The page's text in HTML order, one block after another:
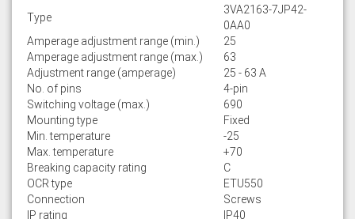
Type
3VA2163-7JP42-
0AA0
Amperage adjustment range (min.)
25
Amperage adjustment range (max.)
63
Adjustment range (amperage)
25 - 63 A
No. of pins
4-pin
Switching voltage (max.)
690
Mounting type
Fixed
Min. temperature
-25
Max. temperature
+70
Breaking capacity rating
C
OCR type
ETU550
Connection
Screws
IP rating
IP40